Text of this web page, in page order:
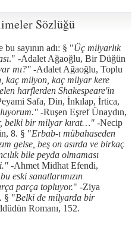
Sözlüğü
sayının adı: § "Üç milyarlık
." -Adalet Ağaoğlu, Bir Düğün
mı?" -Adalet Ağaoğlu, Toplu
kaç milyon, kaç milyar kere
harflerden Shakespeare'in
Safa, Din, İnkılap, İrtica,
-Ruşen Eşref Ünaydın,
belki bir milyar kırat…" -Necip
8. § "Erbab-ı mübahaseden
gelse, beş on asırda ve birkaç
bile peyda olmaması
-Ahmet Midhat Efendi,
eski sanatlarımızın
parça topluyor." -Ziya
§ "Belki de milyarda bir
Romanı, 152.